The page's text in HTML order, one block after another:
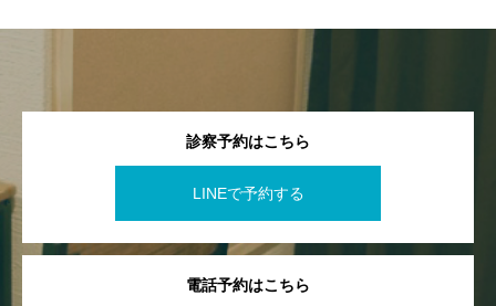
診察予約はこちら
LINEで予約する
電話予約はこちら